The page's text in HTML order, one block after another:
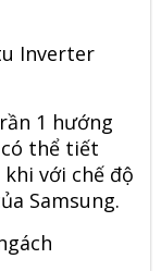
Inverter
1 hướng
có thể tiết
với chế độ
Samsung.